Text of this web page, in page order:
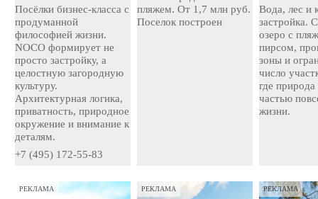
Посёлки бизнес-класса с
продуманной
философией жизни.
NOCO формирует не
просто застройку, а
целостную загородную
культуру.
Архитектурная логика,
приватность, природное
окружение и внимание к
деталям.
+7 (495) 172-55-83
пляжем. От 1,7 млн руб.
Поселок построен
Вода, лес и
застройка.
озеро с
пирсом,
зоны и
число
где природа
частью
жизни.
РЕКЛАМА РЕКЛАМА РЕКЛАМА